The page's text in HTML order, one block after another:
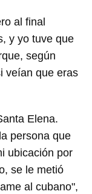
al final
y yo tuve que
según
veían que eras
Elena.
persona que
ubicación por
se le metió
al cubano",